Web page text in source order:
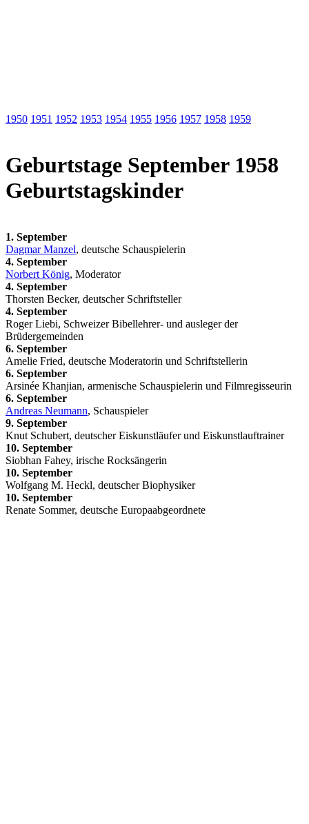
1950 1951 1952 1953 1954 1955 1956 1957 1958 1959
Geburtstage September 1958
Geburtstagskinder
1. September
Dagmar Manzel, deutsche Schauspielerin
4. September
Norbert König, Moderator
4. September
Thorsten Becker, deutscher Schriftsteller
4. September
Roger Liebi, Schweizer Bibellehrer- und ausleger der
Brüdergemeinden
6. September
Amelie Fried, deutsche Moderatorin und Schriftstellerin
6. September
Arsinée Khanjian, armenische Schauspielerin und Filmregisseurin
6. September
Andreas Neumann, Schauspieler
9. September
Knut Schubert, deutscher Eiskunstläufer und Eiskunstlauftrainer
10. September
Siobhan Fahey, irische Rocksängerin
10. September
Wolfgang M. Heckl, deutscher Biophysiker
10. September
Renate Sommer, deutsche Europaabgeordnete